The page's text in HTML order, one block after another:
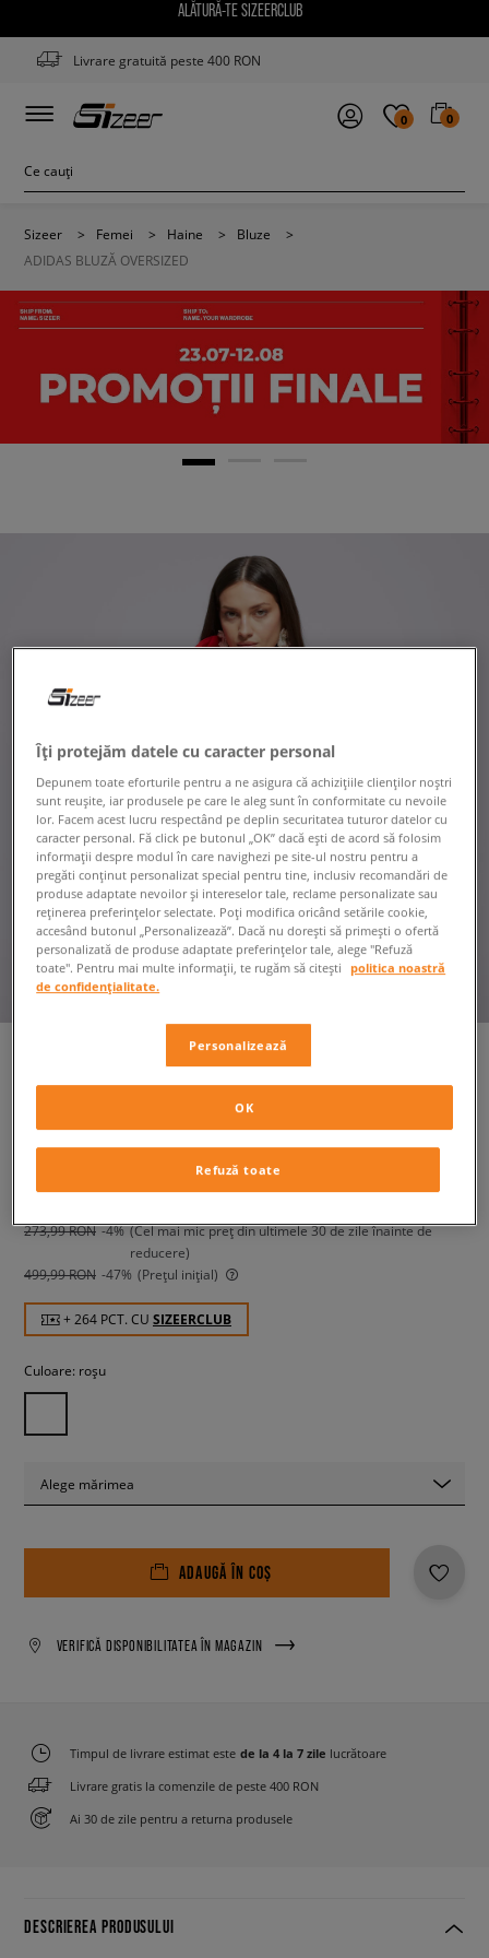
ALĂTURĂ-TE SIZEERCLUB
Livrare gratuită peste 400 RON
0 0
Sizeer > Femei > Haine > Bluze
>
ADIDAS BLUZĂ OVERSIZED
femei, bluze
263,99 RON
273,99 RON -4% (Cel mai mic preț din ultimele 30 de zile înainte de
reducere)
499,99 RON -47% (Prețul inițial)
+ 264 PCT. CU SIZEERCLUB
Culoare: roșu
Alege mărimea
ADAUGĂ ÎN COȘ
VERIFICĂ DISPONIBILITATEA ÎN MAGAZIN
Timpul de livrare estimat este de la 4 la 7 zile lucrătoare
Livrare gratis la comenzile de peste 400 RON
Ai 30 de zile pentru a returna produsele
DESCRIEREA PRODUSULUI
Îți protejăm datele cu caracter personal
Depunem toate eforturile pentru a ne asigura că achizițiile clienților noștri
sunt reușite, iar produsele pe care le aleg sunt în conformitate cu nevoile
lor. Facem acest lucru respectând pe deplin securitatea tuturor datelor cu
caracter personal. Fă click pe butonul „OK” dacă ești de acord să folosim
informații despre modul în care navighezi pe site-ul nostru pentru a
pregăti conținut personalizat special pentru tine, inclusiv recomandări de
produse adaptate nevoilor și intereselor tale, reclame personalizate sau
reținerea preferințelor selectate. Poți modifica oricând setările cookie,
accesând butonul „Personalizează”. Dacă nu dorești să primești o ofertă
personalizată de produse adaptate preferințelor tale, alege "Refuză
toate". Pentru mai multe informații, te rugăm să citești
politica noastră
de confidențialitate.
Personalizează
Refuză toate
OK